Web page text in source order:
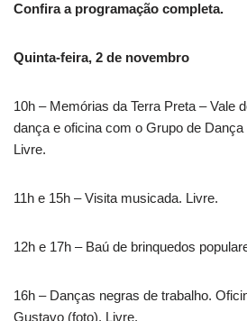
Confira a programação completa.
Quinta-feira, 2 de novembro
10h – Memórias da Terra Preta – Vale
dança e oficina com o Grupo de
Livre.
11h e 15h – Visita musicada. Livre.
12h e 17h – Baú de brinquedos
16h – Danças negras de trabalho.
Gustavo (foto). Livre.